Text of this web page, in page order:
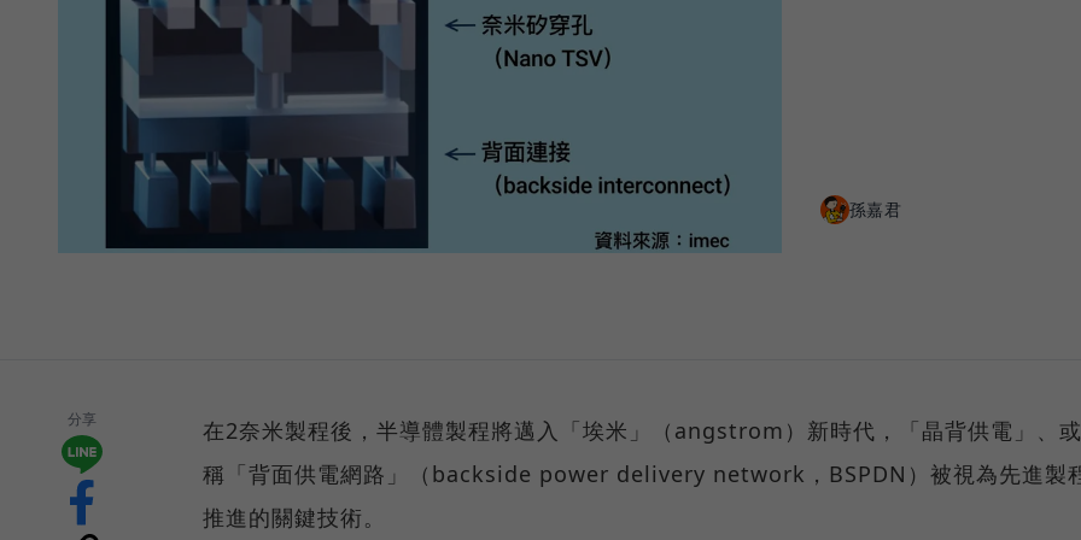
孫嘉君
分享
在2奈米製程後，半導體製程將邁入「埃米」（angstrom）新時代，「晶背供電」、或
稱「背面供電網路」（backside power delivery network，BSPDN）被視為先進製
推進的關鍵技術。